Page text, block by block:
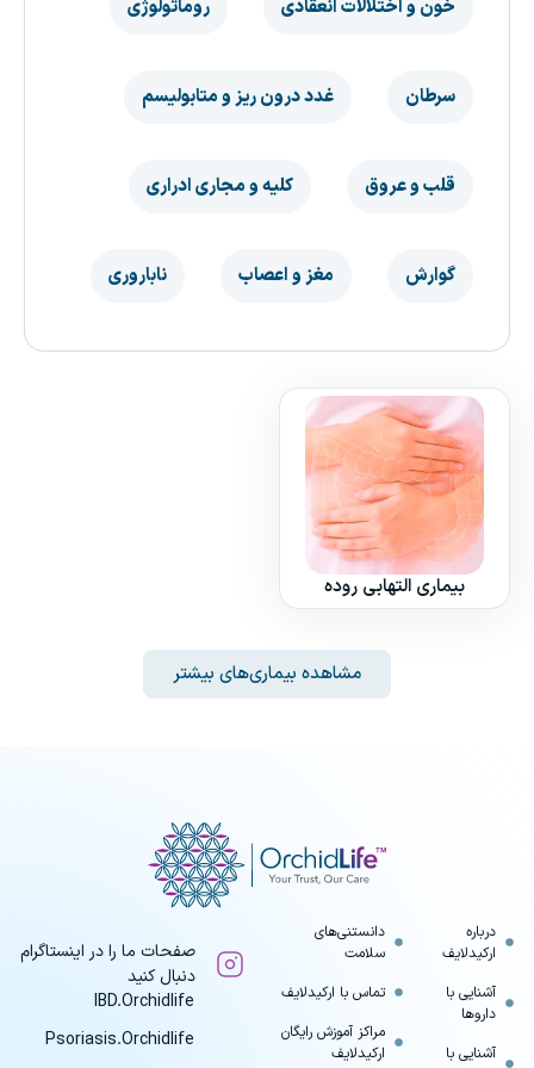
خون و اختلالات انعقادی روماتولوژی
سرطان غدد درون ریز و متابولیسم
قلب و عروق کلیه و مجاری ادراری
گوارش مغز و اعصاب ناباروری
بیماری التهابی روده
مشاهده بیماری‌های بیشتر
درباره
ارکیدلایف
آشنایی با
داروها
آشنایی با
دانستنی‌های
سلامت
تماس با ارکیدلایف
مراکز آموزش رایگان
ارکیدلایف
صفحات ما را در اینستاگرام
دنبال کنید
IBD.Orchidlife
Psoriasis.Orchidlife